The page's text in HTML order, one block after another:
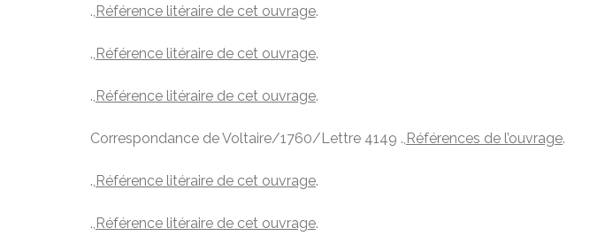
.,Référence litéraire de cet ouvrage.
.,Référence litéraire de cet ouvrage.
.,Référence litéraire de cet ouvrage.
Correspondance de Voltaire/1760/Lettre 4149 .,Références de l’ouvrage.
.,Référence litéraire de cet ouvrage.
.,Référence litéraire de cet ouvrage.